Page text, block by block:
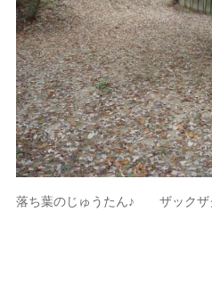
落ち葉のじゅうたん♪ ザックザ